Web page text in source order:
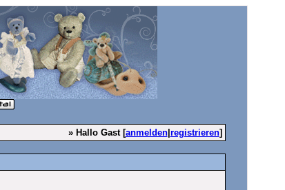
» Hallo Gast [anmelden| registrieren]